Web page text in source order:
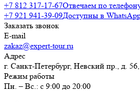
+7 812 317-17-67Отвечаем по
+7 921 941-39-09Доступны в
Заказать звонок
E-mail
zakaz@expert-tour.ru
Адрес
г. Санкт-Петербург, Невский пр., д.
Режим работы
Пн. – Вс.: с 9:00 до 20:00